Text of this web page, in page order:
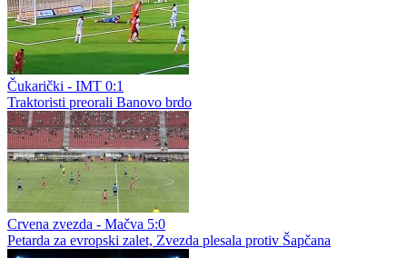
Čukarički - IMT 0:1
Traktoristi preorali Banovo brdo
Crvena zvezda - Mačva 5:0
Petarda za evropski zalet, Zvezda plesala protiv Šapčana